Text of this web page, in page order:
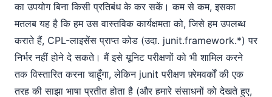
का उपयोग बिना किसी प्रतिबंध के कर सकें। कम से कम, इसका
मतलब यह है कि हम उस वास्तविक कार्यक्षमता को, जिसे हम उपलब्ध
कराते हैं, CPL-लाइसेंस प्राप्त कोड (उदा. junit.framework.*) पर
निर्भर नहीं होने दे सकते। मैं इसे यूनिट परीक्षणों को भी शामिल करने
तक विस्तारित करना चाहूँगा, लेकिन junit परीक्षण फ़्रेमवर्कों की एक
तरह की साझा भाषा प्रतीत होता है (और हमारे संसाधनों को देखते हुए,